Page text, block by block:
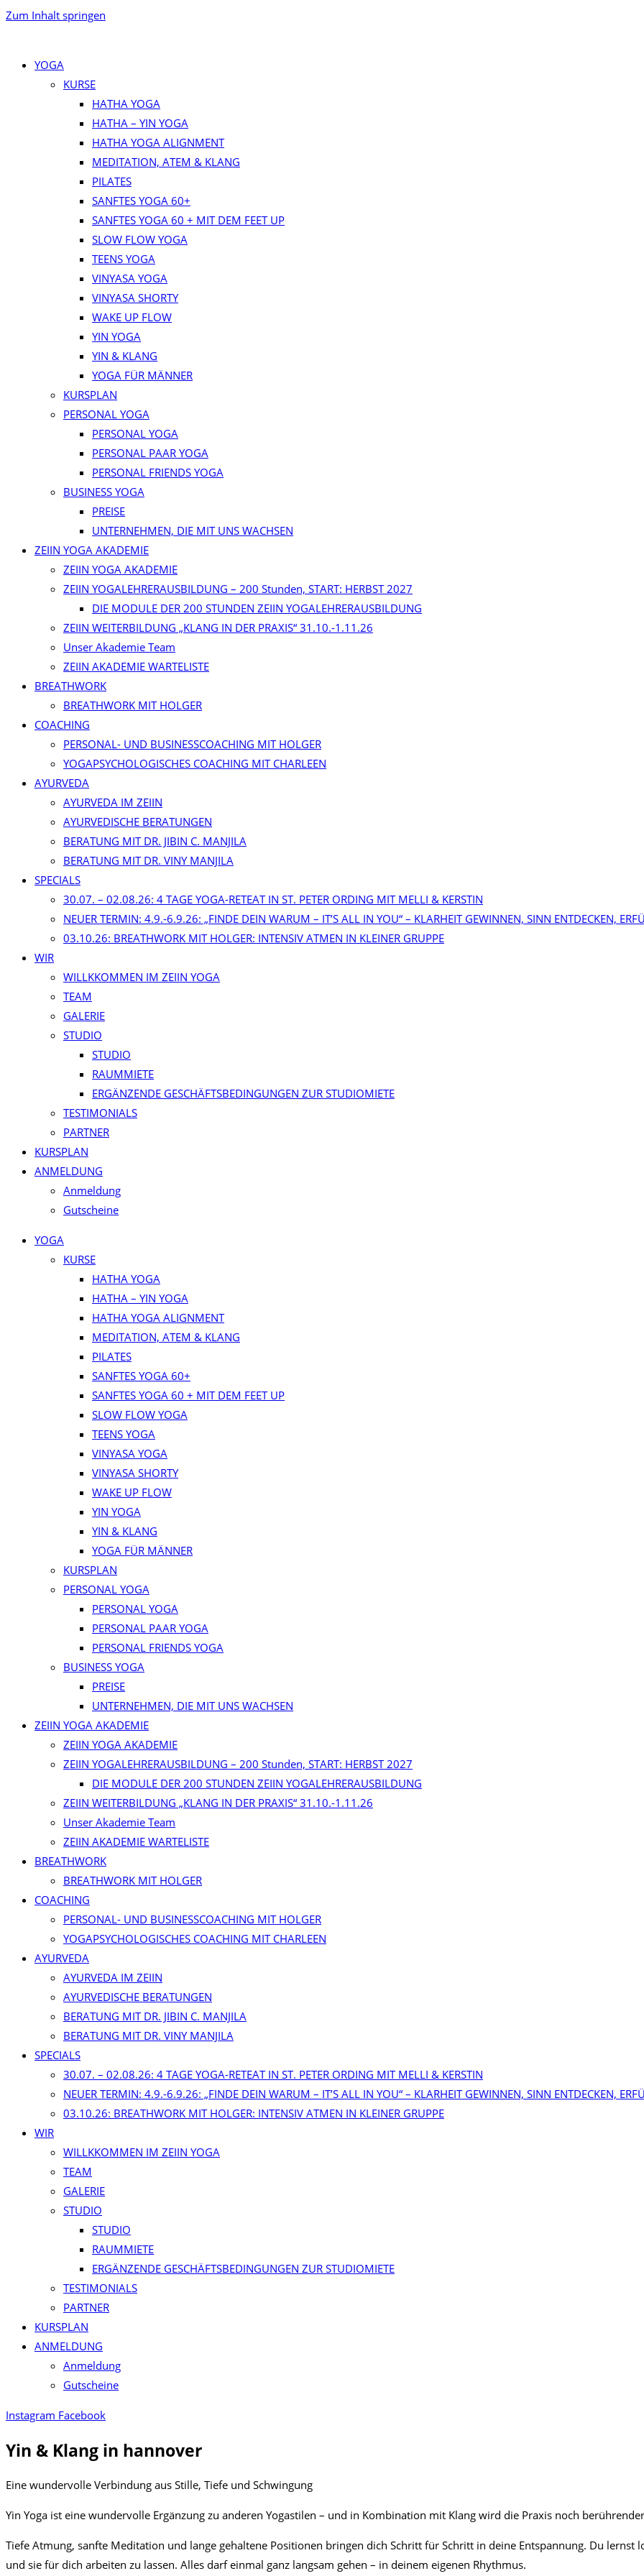
Zum Inhalt springen
YOGA
KURSE
HATHA YOGA
HATHA – YIN YOGA
HATHA YOGA ALIGNMENT
MEDITATION, ATEM & KLANG
PILATES
SANFTES YOGA 60+
SANFTES YOGA 60 + MIT DEM FEET UP
SLOW FLOW YOGA
TEENS YOGA
VINYASA YOGA
VINYASA SHORTY
WAKE UP FLOW
YIN YOGA
YIN & KLANG
YOGA FÜR MÄNNER
KURSPLAN
PERSONAL YOGA
PERSONAL YOGA
PERSONAL PAAR YOGA
PERSONAL FRIENDS YOGA
BUSINESS YOGA
PREISE
UNTERNEHMEN, DIE MIT UNS WACHSEN
ZEIIN YOGA AKADEMIE
ZEIIN YOGA AKADEMIE
ZEIIN YOGALEHRERAUSBILDUNG – 200 Stunden, START: HERBST 2027
DIE MODULE DER 200 STUNDEN ZEIIN YOGALEHRERAUSBILDUNG
ZEIIN WEITERBILDUNG „KLANG IN DER PRAXIS“ 31.10.-1.11.26
Unser Akademie Team
ZEIIN AKADEMIE WARTELISTE
BREATHWORK
BREATHWORK MIT HOLGER
COACHING
PERSONAL- UND BUSINESSCOACHING MIT HOLGER
YOGAPSYCHOLOGISCHES COACHING MIT CHARLEEN
AYURVEDA
AYURVEDA IM ZEIIN
AYURVEDISCHE BERATUNGEN
BERATUNG MIT DR. JIBIN C. MANJILA
BERATUNG MIT DR. VINY MANJILA
SPECIALS
30.07. – 02.08.26: 4 TAGE YOGA-RETEAT IN ST. PETER ORDING MIT MELLI & KERSTIN
NEUER TERMIN: 4.9.-6.9.26: „FINDE DEIN WARUM – IT’S ALL IN YOU“ – KLARHEIT GEWINNEN, SINN ENTDECKEN,
03.10.26: BREATHWORK MIT HOLGER: INTENSIV ATMEN IN KLEINER GRUPPE
WIR
WILLKKOMMEN IM ZEIIN YOGA
TEAM
GALERIE
STUDIO
STUDIO
RAUMMIETE
ERGÄNZENDE GESCHÄFTSBEDINGUNGEN ZUR STUDIOMIETE
TESTIMONIALS
PARTNER
KURSPLAN​
ANMELDUNG
Anmeldung
Gutscheine
YOGA
KURSE
HATHA YOGA
HATHA – YIN YOGA
HATHA YOGA ALIGNMENT
MEDITATION, ATEM & KLANG
PILATES
SANFTES YOGA 60+
SANFTES YOGA 60 + MIT DEM FEET UP
SLOW FLOW YOGA
TEENS YOGA
VINYASA YOGA
VINYASA SHORTY
WAKE UP FLOW
YIN YOGA
YIN & KLANG
YOGA FÜR MÄNNER
KURSPLAN
PERSONAL YOGA
PERSONAL YOGA
PERSONAL PAAR YOGA
PERSONAL FRIENDS YOGA
BUSINESS YOGA
PREISE
UNTERNEHMEN, DIE MIT UNS WACHSEN
ZEIIN YOGA AKADEMIE
ZEIIN YOGA AKADEMIE
ZEIIN YOGALEHRERAUSBILDUNG – 200 Stunden, START: HERBST 2027
DIE MODULE DER 200 STUNDEN ZEIIN YOGALEHRERAUSBILDUNG
ZEIIN WEITERBILDUNG „KLANG IN DER PRAXIS“ 31.10.-1.11.26
Unser Akademie Team
ZEIIN AKADEMIE WARTELISTE
BREATHWORK
BREATHWORK MIT HOLGER
COACHING
PERSONAL- UND BUSINESSCOACHING MIT HOLGER
YOGAPSYCHOLOGISCHES COACHING MIT CHARLEEN
AYURVEDA
AYURVEDA IM ZEIIN
AYURVEDISCHE BERATUNGEN
BERATUNG MIT DR. JIBIN C. MANJILA
BERATUNG MIT DR. VINY MANJILA
SPECIALS
30.07. – 02.08.26: 4 TAGE YOGA-RETEAT IN ST. PETER ORDING MIT MELLI & KERSTIN
NEUER TERMIN: 4.9.-6.9.26: „FINDE DEIN WARUM – IT’S ALL IN YOU“ – KLARHEIT GEWINNEN, SINN ENTDECKEN,
03.10.26: BREATHWORK MIT HOLGER: INTENSIV ATMEN IN KLEINER GRUPPE
WIR
WILLKKOMMEN IM ZEIIN YOGA
TEAM
GALERIE
STUDIO
STUDIO
RAUMMIETE
ERGÄNZENDE GESCHÄFTSBEDINGUNGEN ZUR STUDIOMIETE
TESTIMONIALS
PARTNER
KURSPLAN​
ANMELDUNG
Anmeldung
Gutscheine
Instagram Facebook
Yin & Klang in hannover
Eine wundervolle Verbindung aus Stille, Tiefe und Schwingung
Yin Yoga ist eine wundervolle Ergänzung zu anderen Yogastilen – und in Kombination mit Klang wird die Praxis noch
Tiefe Atmung, sanfte Meditation und lange gehaltene Positionen bringen dich Schritt für Schritt in deine Entspannung. Du lernst
und sie für dich arbeiten zu lassen. Alles darf einmal ganz langsam gehen – in deinem eigenen Rhythmus.